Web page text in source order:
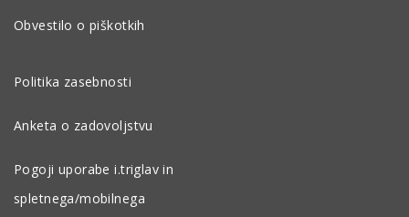
Obvestilo o piškotkih
Politika zasebnosti
Anketa o zadovoljstvu
Pogoji uporabe i.triglav in
spletnega/mobilnega